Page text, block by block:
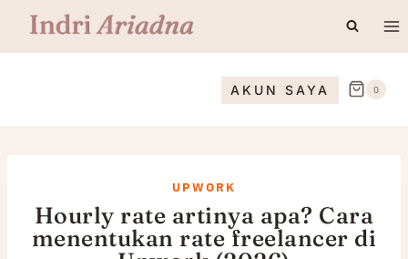
Skip
AKUN SAYA 0
UPWORK
Hourly rate artinya apa? Cara
menentukan rate freelancer di